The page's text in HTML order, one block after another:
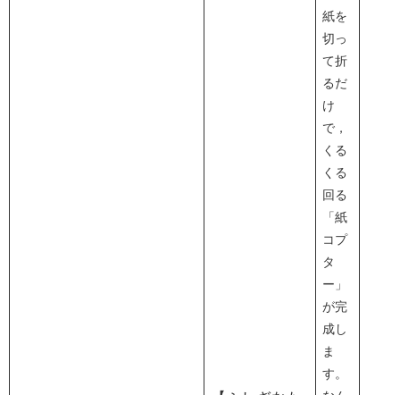
紙を
切っ
て折
るだ
け
で，
くる
くる
回る
「紙
コプ
タ
ー」
が完
成し
ま
す。